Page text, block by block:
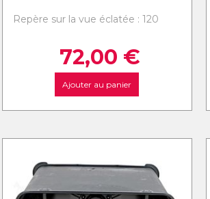
Repère sur la vue éclatée : 120
72,00 €
Ajouter au panier